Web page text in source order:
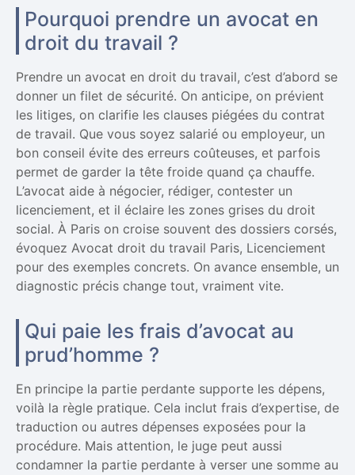
Pourquoi prendre un avocat en
droit du travail ?
Prendre un avocat en droit du travail, c’est d’abord se
donner un filet de sécurité. On anticipe, on prévient
les litiges, on clarifie les clauses piégées du contrat
de travail. Que vous soyez salarié ou employeur, un
bon conseil évite des erreurs coûteuses, et parfois
permet de garder la tête froide quand ça chauffe.
L’avocat aide à négocier, rédiger, contester un
licenciement, et il éclaire les zones grises du droit
social. À Paris on croise souvent des dossiers corsés,
évoquez Avocat droit du travail Paris, Licenciement
pour des exemples concrets. On avance ensemble, un
diagnostic précis change tout, vraiment vite.
Qui paie les frais d’avocat au
prud’homme ?
En principe la partie perdante supporte les dépens,
voilà la règle pratique. Cela inclut frais d’expertise, de
traduction ou autres dépenses exposées pour la
procédure. Mais attention, le juge peut aussi
condamner la partie perdante à verser une somme au